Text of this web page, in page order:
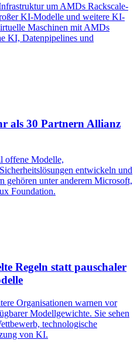
um AMDs Rackscale-
KI-Modelle und weitere KI-
Maschinen mit AMDs
KI, Datenpipelines und
als 30 Partnern Allianz
offene Modelle,
entwickeln und
gehören unter anderem Microsoft,
Foundation.
Regeln statt pauschaler
Organisationen warnen vor
Modellgewichte. Sie sehen
technologische
von KI.